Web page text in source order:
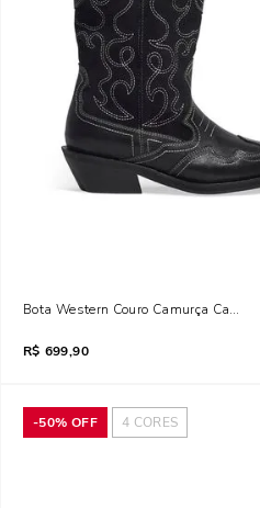
Bota Western Couro Camurça Cano
R$ 699,90
-50% OFF 4 CORES